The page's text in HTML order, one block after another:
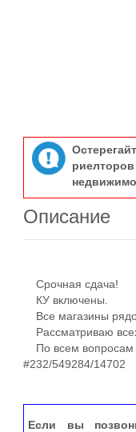
Описание
Срочная сдача!
КУ включены.
Все магазины
Рассматриваю
По всем вопросам
#232/549284/14702
Если вы